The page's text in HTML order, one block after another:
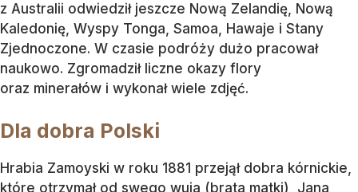
z Australii odwiedził jeszcze Nową Zelandię, Nową
Kaledonię, Wyspy Tonga, Samoa, Hawaje i Stany
Zjednoczone. W czasie podróży dużo pracował
naukowo. Zgromadził liczne okazy flory
oraz minerałów i wykonał wiele zdjęć.
Dla dobra Polski
Hrabia Zamoyski w roku 1881 przejął dobra kórnickie,
które otrzymał od swego wuja (brata matki), Jana